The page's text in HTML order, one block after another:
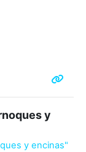
y
y encinas"